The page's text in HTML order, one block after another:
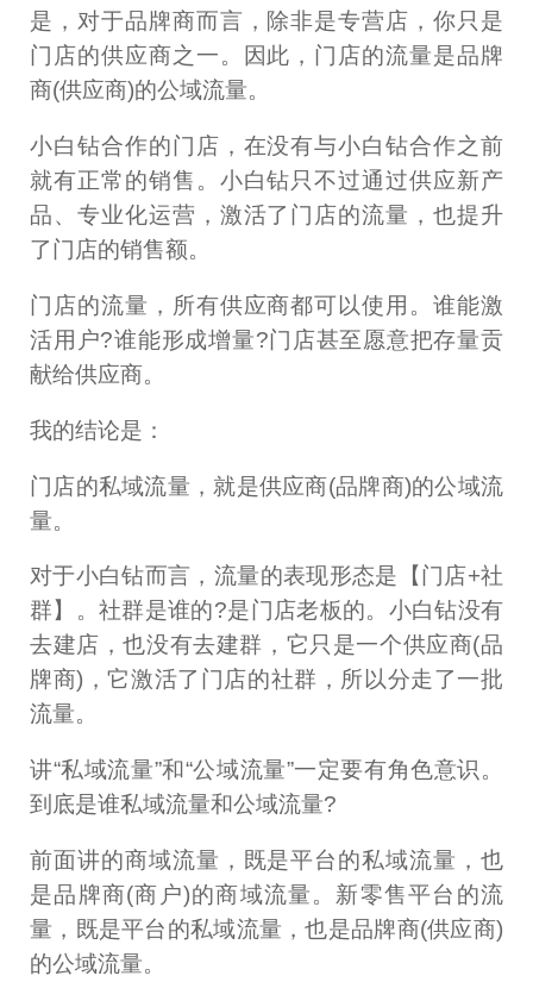
是，对于品牌商而言，除非是专营店，你只是
门店的供应商之一。因此，门店的流量是品牌
商(供应商)的公域流量。
小白钻合作的门店，在没有与小白钻合作之前
就有正常的销售。小白钻只不过通过供应新产
品、专业化运营，激活了门店的流量，也提升
了门店的销售额。
门店的流量，所有供应商都可以使用。谁能激
活用户?谁能形成增量?门店甚至愿意把存量贡
献给供应商。
我的结论是：
门店的私域流量，就是供应商(品牌商)的公域流
量。
对于小白钻而言，流量的表现形态是【门店+社
群】。社群是谁的?是门店老板的。小白钻没有
去建店，也没有去建群，它只是一个供应商(品
牌商)，它激活了门店的社群，所以分走了一批
流量。
讲“私域流量”和“公域流量”一定要有角色意识。
到底是谁私域流量和公域流量?
前面讲的商域流量，既是平台的私域流量，也
是品牌商(商户)的商域流量。新零售平台的流
量，既是平台的私域流量，也是品牌商(供应商)
的公域流量。